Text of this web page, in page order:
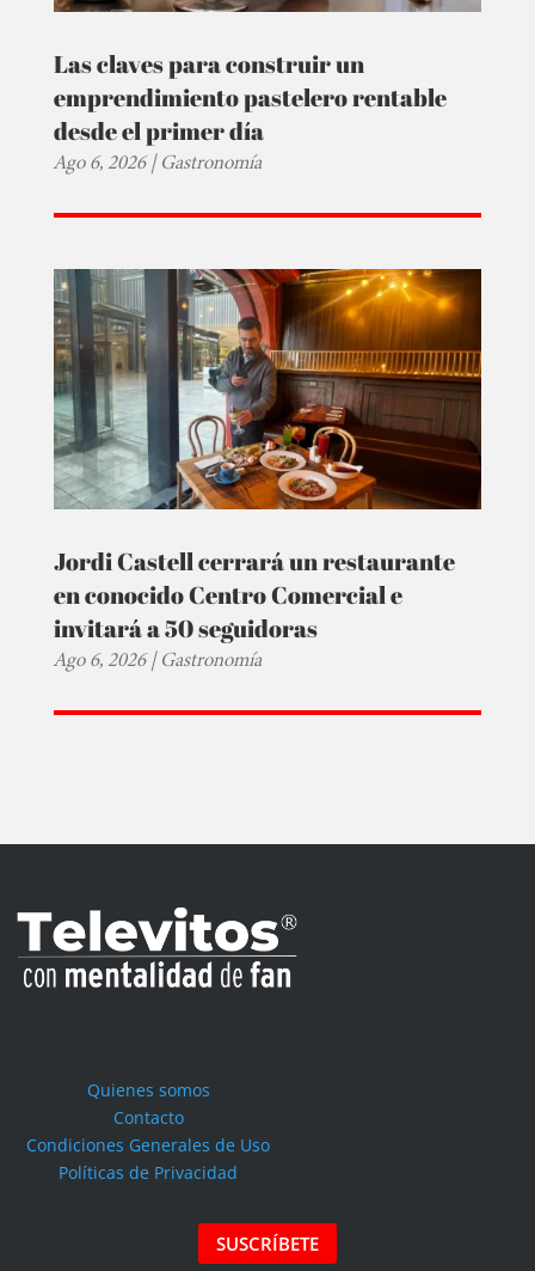
Las claves para construir un
emprendimiento pastelero rentable
desde el primer día
Ago 6, 2026|Gastronomía
Jordi Castell cerrará un restaurante
en conocido Centro Comercial e
invitará a 50 seguidoras
Ago 6, 2026|Gastronomía
Quienes somos
Contacto
Condiciones Generales de Uso
Políticas de Privacidad
SUSCRÍBETE